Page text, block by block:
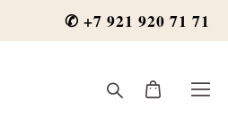
✆ +7 921 920 71 71